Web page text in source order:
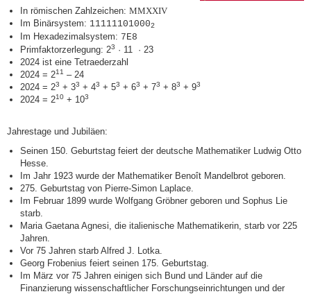
In römischen Zahlzeichen:MMXXIV
Im Binärsystem: 111111010002
Im Hexadezimalsystem: 7E8
Primfaktorzerlegung: 23 · 11 · 23
2024 ist eine Tetraederzahl
2024 = 211 – 24
2024 = 23 + 33 + 43 + 53 + 63 + 73 + 83 + 93
2024 = 210 + 103
Jahrestage und Jubiläen:
Seinen 150. Geburtstag feiert der deutsche Mathematiker Ludwig Otto
Hesse.
Im Jahr 1923 wurde der Mathematiker Benoît Mandelbrot geboren.
275. Geburtstag von Pierre-Simon Laplace.
Im Februar 1899 wurde Wolfgang Gröbner geboren und Sophus Lie
starb.
Maria Gaetana Agnesi, die italienische Mathematikerin, starb vor 225
Jahren.
Vor 75 Jahren starb Alfred J. Lotka.
Georg Frobenius feiert seinen 175. Geburtstag.
Im März vor 75 Jahren einigen sich Bund und Länder auf die
Finanzierung wissenschaftlicher Forschungseinrichtungen und der